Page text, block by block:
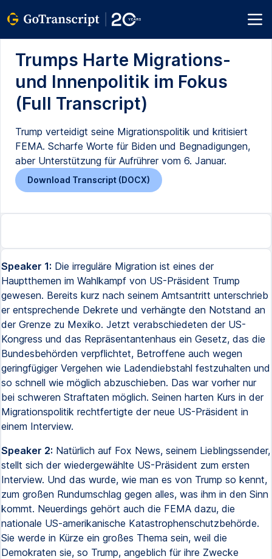
Trumps Harte Migrations-
und Innenpolitik im Fokus
(Full Transcript)
Trump verteidigt seine Migrationspolitik und kritisiert
FEMA. Scharfe Worte für Biden und Begnadigungen,
aber Unterstützung für Aufrührer vom 6. Januar.
Download Transcript (DOCX)
Speaker 1: Die irreguläre Migration ist eines der
Hauptthemen im Wahlkampf von US-Präsident Trump
gewesen. Bereits kurz nach seinem Amtsantritt unterschrieb
er entsprechende Dekrete und verhängte den Notstand an
der Grenze zu Mexiko. Jetzt verabschiedeten der US-
Kongress und das Repräsentantenhaus ein Gesetz, das die
Bundesbehörden verpflichtet, Betroffene auch wegen
geringfügiger Vergehen wie Ladendiebstahl festzuhalten und
so schnell wie möglich abzuschieben. Das war vorher nur
bei schweren Straftaten möglich. Seinen harten Kurs in der
Migrationspolitik rechtfertigte der neue US-Präsident in
einem Interview.
Speaker 2: Natürlich auf Fox News, seinem Lieblingssender,
stellt sich der wiedergewählte US-Präsident zum ersten
Interview. Und das wurde, wie man es von Trump so kennt,
zum großen Rundumschlag gegen alles, was ihm in den Sinn
kommt. Neuerdings gehört auch die FEMA dazu, die
nationale US-amerikanische Katastrophenschutzbehörde.
Sie werde in Kürze ein großes Thema sein, weil die
Demokraten sie, so Trump, angeblich für ihre Zwecke